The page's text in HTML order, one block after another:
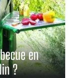
en
?